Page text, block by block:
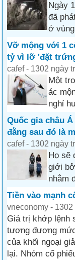
Ngày
đã
ở
Vỡ mộng với 1
tỷ vì lỡ 'đặt
cafef - 1302 ngày
Một
ác
nghỉ
Quốc gia châu
đằng sau đó là
cafef - 1302 ngày
Họ sẽ
giới
nhằm
Tiền vào mạnh
vneconomy -
Giá trị khớp lệnh
tương đương
của khối ngoại
lại. Nhóm cổ